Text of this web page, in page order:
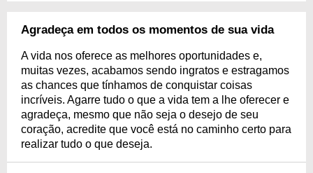
Agradeça em todos os momentos de sua vida
A vida nos oferece as melhores oportunidades e,
muitas vezes, acabamos sendo ingratos e estragamos
as chances que tínhamos de conquistar coisas
incríveis. Agarre tudo o que a vida tem a lhe oferecer e
agradeça, mesmo que não seja o desejo de seu
coração, acredite que você está no caminho certo para
realizar tudo o que deseja.